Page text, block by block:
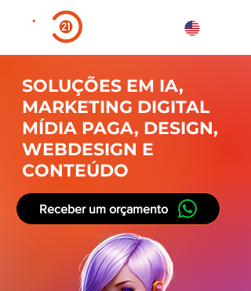
SOLUÇÕES EM IA,
MARKETING DIGITAL
MÍDIA PAGA, DESIGN,
WEBDESIGN E
CONTEÚDO
Receber um orçamento